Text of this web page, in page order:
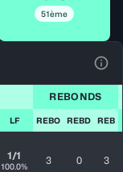
51ème
REBONDS
LF REBO REBD REB
1/1
100.0% 3 0 3